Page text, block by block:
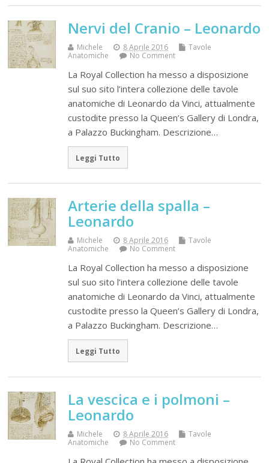
Nervi del Cranio – Leonardo
Michele 8 Aprile 2016
Tavole
Anatomiche
No Comment
La Royal Collection ha messo a disposizione
sul suo sito l’intera collezione delle tavole
anatomiche di Leonardo da Vinci, attualmente
custodite presso la Queen’s Gallery di Londra,
a Palazzo Buckingham. Descrizione…
Leggi Tutto
Arterie della spalla –
Leonardo
Michele 8 Aprile 2016
Tavole
Anatomiche
No Comment
La Royal Collection ha messo a disposizione
sul suo sito l’intera collezione delle tavole
anatomiche di Leonardo da Vinci, attualmente
custodite presso la Queen’s Gallery di Londra,
a Palazzo Buckingham. Descrizione…
Leggi Tutto
La vescica e i polmoni –
Leonardo
Michele 8 Aprile 2016
Tavole
Anatomiche
No Comment